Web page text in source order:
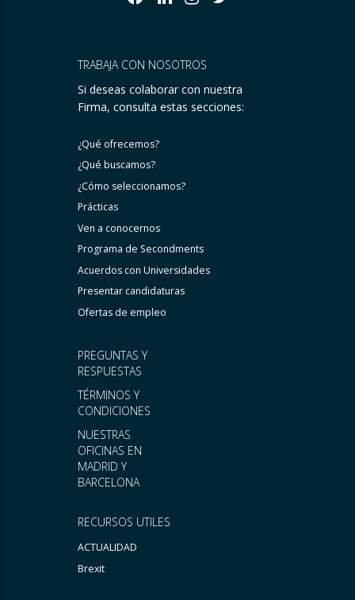
RECURSOS UTILES
ACTUALIDAD
Brexit
PREGUNTAS Y
RESPUESTAS
TÉRMINOS Y
CONDICIONES
NUESTRAS
OFICINAS EN
MADRID Y
BARCELONA
TRABAJA CON NOSOTROS
Si deseas colaborar con nuestra
Firma, consulta estas secciones:
¿Qué ofrecemos?
¿Qué buscamos?
¿Cómo seleccionamos?
Prácticas
Ven a conocernos
Programa de Secondments
Acuerdos con Universidades
Presentar candidaturas
Ofertas de empleo